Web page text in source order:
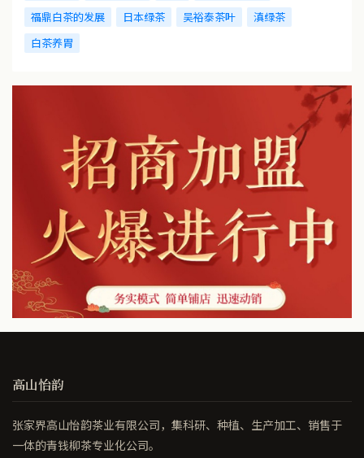
福鼎白茶的发展
日本绿茶 吴裕泰茶叶
滇绿茶
白茶养胃
高山怡韵
张家界高山怡韵茶业有限公司，集科研、种植、生产加工、销售于
一体的青钱柳茶专业化公司。